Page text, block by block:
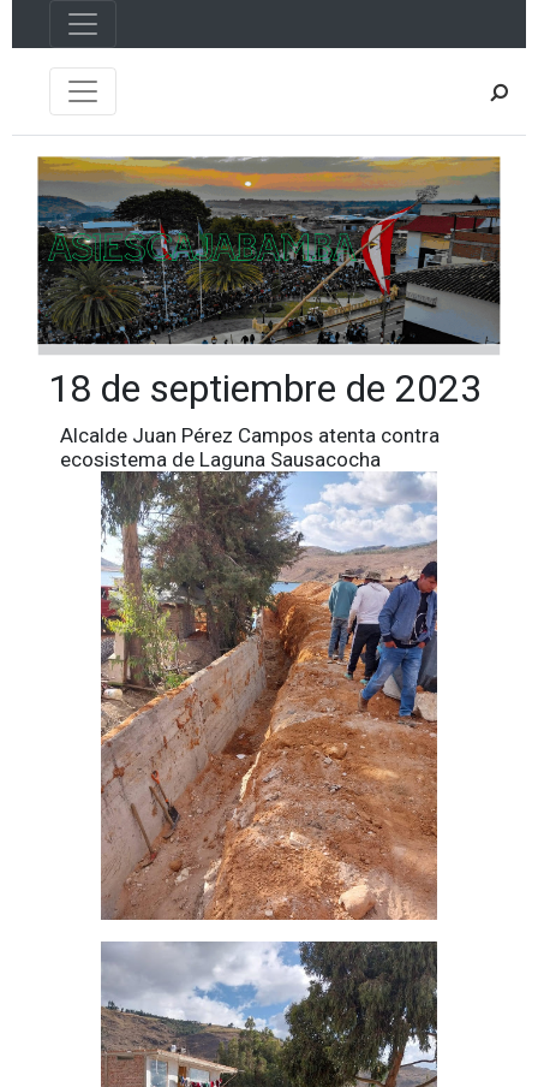
18 de septiembre de 2023
Alcalde Juan Pérez Campos atenta contra
ecosistema de Laguna Sausacocha